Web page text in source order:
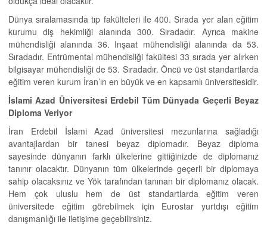
Dünya sıralamasında tıp fakülteleri ile 400. Sırada yer alan eğitim
kurumu diş hekimliği alanında 300. Sıradadır. Ayrıca makine
mühendisliği alanında 36. Inşaat mühendisliği alanında da 53.
Sıradadır. Entrümental mühendisliği fakültesi 33 sırada yer alırken
bilgisayar mühendisliği de 53. Sıradadır. Öncü ve üst standartlarda
eğitim veren kurum İran’ın en büyük ve en kapsamlı üniversitesidir.
İslami Azad Üniversitesi Erdebil Tüm Dünyada Geçerli Beyaz
Diploma Veriyor
İran Erdebil İslami Azad üniversitesi mezunlarına sağladığı
avantajlardan bir tanesi beyaz diplomadır. Beyaz diploma
sayesinde dünyanın farklı ülkelerine gittiğinizde de diplomanız
tanınır olacaktır. Dünyanın tüm ülkelerinde geçerli bir diplomaya
sahip olacaksınız ve Yök tarafından tanınan bir diplomanız olacak.
Hem çok uluslu hem de üst standartlarda eğitim veren
üniversitede eğitim görebilmek için Eurostar yurtdışı eğitim
danışmanlığı ile iletişime geçebilirsiniz.